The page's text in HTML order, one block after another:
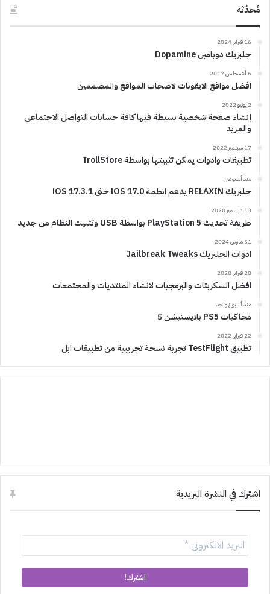
مُحدّثة
16 فبراير 2024
جلبريك دوبامين Dopamine
6 أغسطس 2017
افضل مواقع الايقونات لاصحاب المواقع والمصممين
2 يونيو 2022
إنشاء صفحة شخصية بسيطة فيها كافة حسابات التواصل الاجتماعي
والمزيد
17 سبتمبر 2022
تطبيقات وادوات يمكن تثبيتها بواسطة TrollStore
منذ أسبوعين
جلبريك RELAXIN يدعم انظمة iOS 17.0 حتى iOS 17.3.1
13 ديسمبر 2020
طريقة تحديث PlayStation 5 بواسطة USB وتثبيت النظام من جديد
31 مارس 2024
ادوات الجلبريك Jailbreak Tweaks
20 فبراير 2020
افضل السكربتات والبرمجيات لانشاء المنتديات والمجتمعات
منذ أسبوع واحد
محاكيات PS5 بلايستيشن 5
22 فبراير 2022
تطبيق TestFlight تجربة نسخة تجريبية من تطبيقات ابل
اشترك في النشرة البريدية